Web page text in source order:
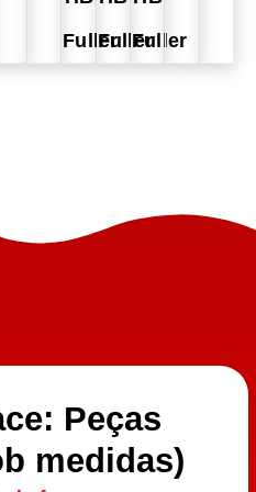
FullerFullerFuller
Peças
medidas)